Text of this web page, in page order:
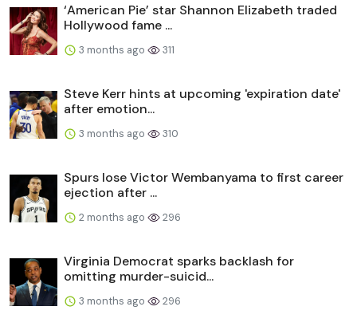
‘American Pie’ star Shannon Elizabeth traded
Hollywood fame ...
3 months ago 311
Steve Kerr hints at upcoming 'expiration date'
after emotion...
3 months ago 310
Spurs lose Victor Wembanyama to first career
ejection after ...
2 months ago 296
Virginia Democrat sparks backlash for
omitting murder-suicid...
3 months ago 296